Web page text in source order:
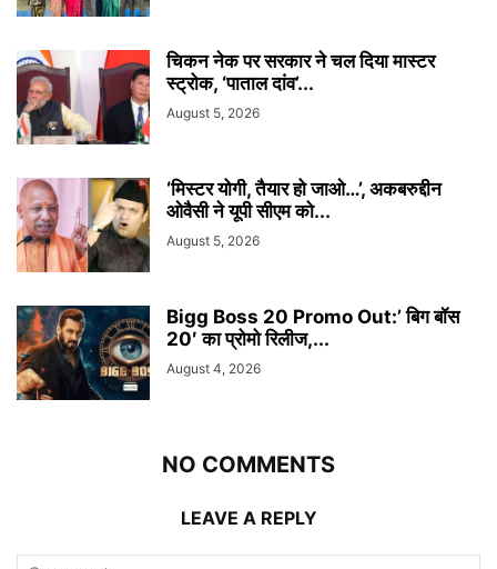
चिकन नेक पर सरकार ने चल दिया मास्टर
स्ट्रोक, ‘पाताल दांव’...
August 5, 2026
‘मिस्टर योगी, तैयार हो जाओ…’, अकबरुद्दीन
ओवैसी ने यूपी सीएम को...
August 5, 2026
Bigg Boss 20 Promo Out:’ बिग बॉस
20′ का प्रोमो रिलीज,...
August 4, 2026
NO COMMENTS
LEAVE A REPLY